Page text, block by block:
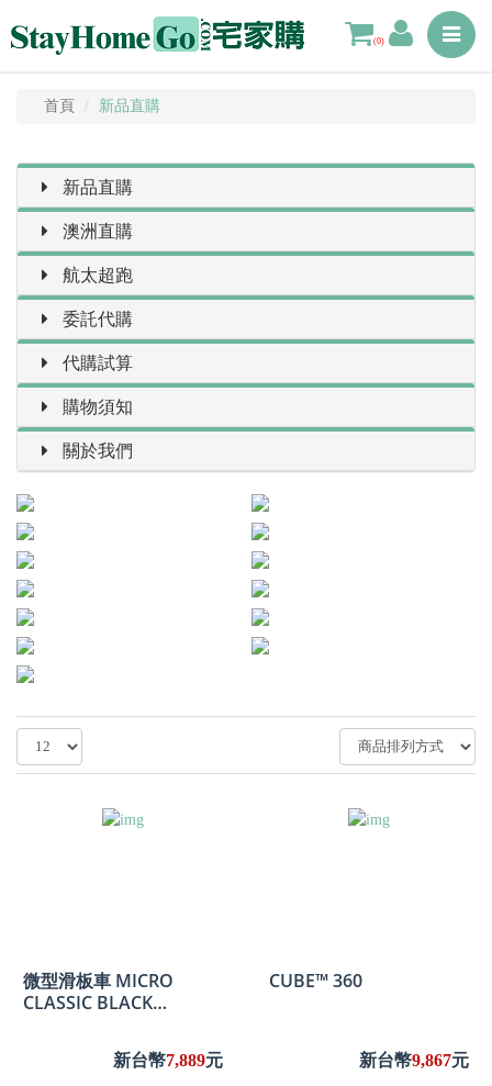
Toggle
(0)
首頁 新品直購
新品直購
澳洲直購
航太超跑
委託代購
代購試算
購物須知
關於我們
微型滑板車 MICRO
CLASSIC BLACK
新台幣7,889元
CUBE™ 360
新台幣9,867元